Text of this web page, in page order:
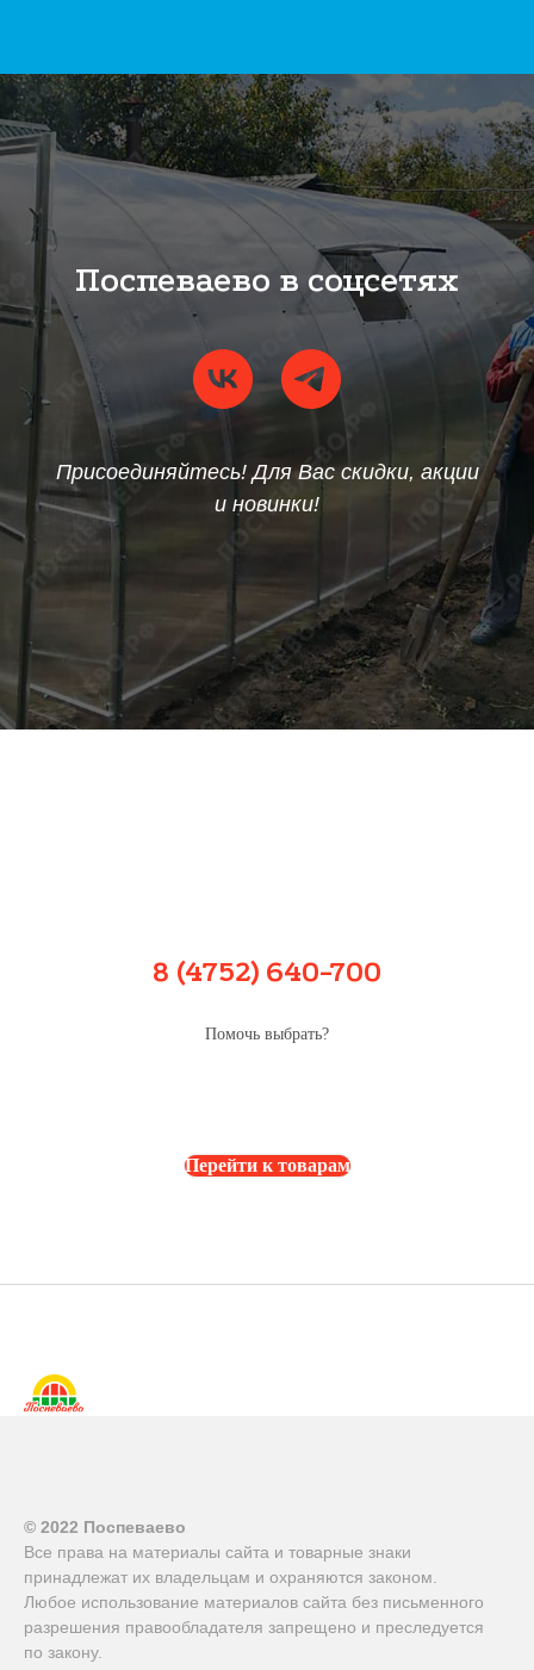
Поспеваево в соцсетях
Присоединяйтесь! Для Вас скидки, акции
и новинки!
8 (4752) 640-700
Помочь выбрать?
Перейти к товарам
© 2022 Поспеваево
Все права на материалы сайта и товарные знаки
принадлежат их владельцам и охраняются законом.
Любое использование материалов сайта без письменного
разрешения правообладателя запрещено и преследуется
по закону.